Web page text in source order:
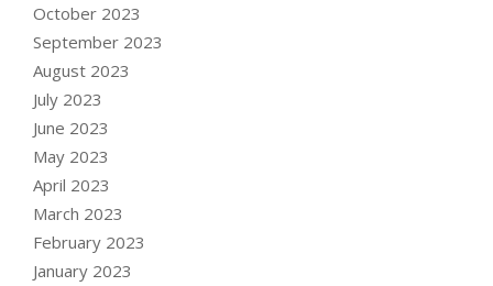
October 2023
September 2023
August 2023
July 2023
June 2023
May 2023
April 2023
March 2023
February 2023
January 2023